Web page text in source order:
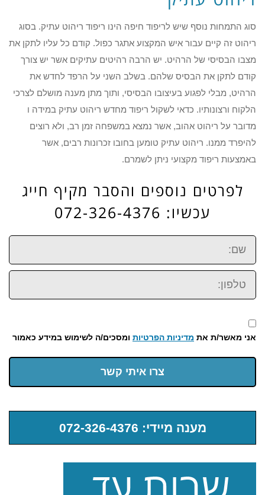
סוג התמחות נוסף שיש לריפוד חיפה הינו ריפוד ריהוט עתיק. בסוג
ריהוט זה קיים עבור איש המקצוע אתגר כפול. קודם כל עליו לתקן את
מצבו הבסיסי של הרהיט. יש הרבה רהיטים עתיקים אשר יש צורך
קודם לתקן את הבסיס שלהם. בשלב השני על הרפד לחדש את
הרהיט, מבלי לפגוע בעיצובו הבסיסי, ותוך מתן מענה מושלם לצרכי
הלקוח ורצונותיו. כדאי לשקול ריפוד מחדש ריהוט עתיק במידה ו
מדובר על ריהוט אהוב, אשר נמצא במשפחה זמן רב, ולא רוצים
להיפרד ממנו. ריהוט עתיק טומען בחובו זכרונות רבים, אשר
באמצעות ריפוד מקצועי ניתן לשמרם.
לפרטים נוספים והסבר מקיף חייג
עכשיו: 072-326-4376
שם:
טלפון:
אני מאשר/ת את מדיניות הפרטיות ומסכים/ה לשימוש במידע כאמור
צרו איתי קשר
מענה מיידי: 072-326-4376